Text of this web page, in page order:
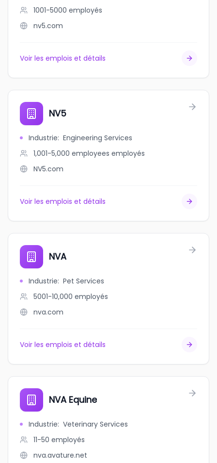
1001-5000 employés
nv5.com
Voir les emplois et détails
NV5
Industrie: Engineering Services
1,001-5,000 employees employés
NV5.com
Voir les emplois et détails
NVA
Industrie: Pet Services
5001-10,000 employés
nva.com
Voir les emplois et détails
NVA Equine
Industrie: Veterinary Services
11-50 employés
nva.avature.net